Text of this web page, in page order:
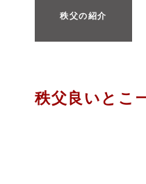
秩父の紹介
秩父良いとこ